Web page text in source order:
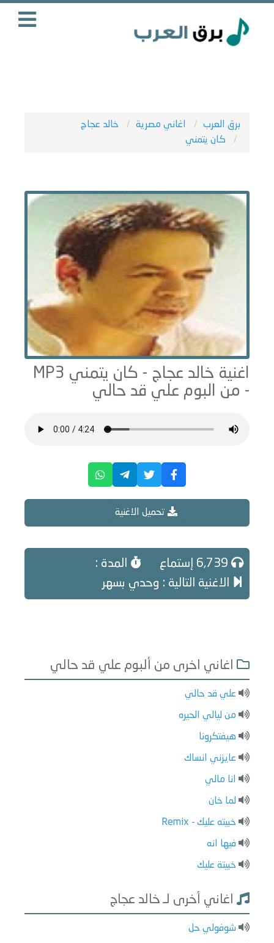
برق العرب اغاني مصرية
خالد عجاج
كان يتمني
اغنية خالد عجاج - كان يتمني MP3
- من البوم علي قد حالي
تحميل الاغنية
المدة :
الاغنية التالية : وحدي بسهر
اغاني اخرى من ألبوم علي قد حالي
علي قد حالي
من ليالي الحيره
هيفتكرونا
عايزني انساك
انا مالي
لما خان
خبيته عليك - Remix
فيها انه
خبيتة عليك
اغاني أخرى لـ خالد عجاج
شوفولي حل